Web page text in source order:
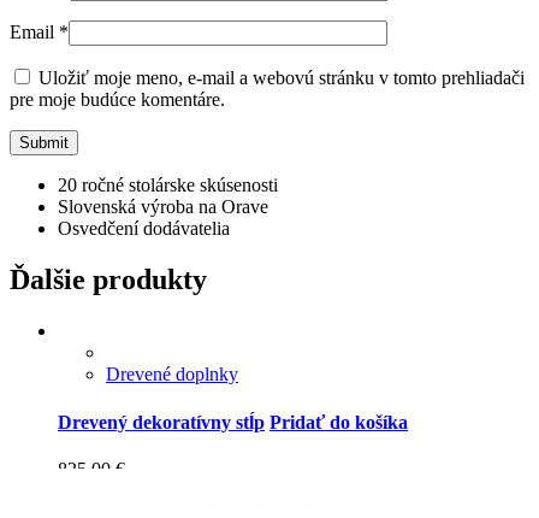
Email *
Uložiť moje meno, e-mail a webovú stránku v tomto prehliadači
pre moje budúce komentáre.
20 ročné stolárske skúsenosti
Slovenská výroba na Orave
Osvedčení dodávatelia
Ďalšie produkty
Drevené doplnky
Drevený dekoratívny stĺp Pridať do košíka
825.00 €